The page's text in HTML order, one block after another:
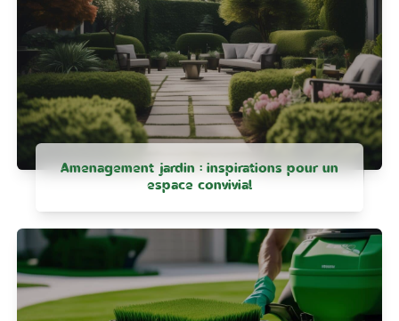
Amenagement jardin : inspirations pour un
espace convivial